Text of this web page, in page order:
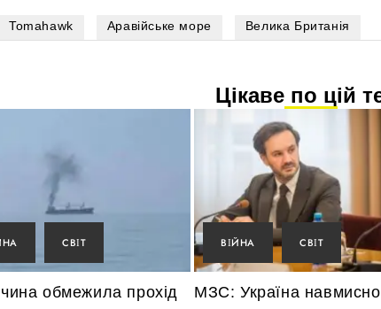
Tomahawk Аравійське море Велика Британія
Цікаве по цій
СВІТ
обмежила прохід
ВІЙНА СВІТ
МЗС: Україна